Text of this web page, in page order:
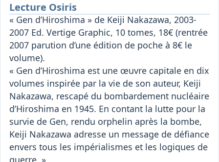
Lecture Osiris
« Gen d’Hiroshima » de Keiji Nakazawa, 2003-
2007 Ed. Vertige Graphic, 10 tomes, 18€ (rentrée
2007 parution d’une édition de poche à 8€ le
volume).
« Gen d’Hiroshima est une œuvre capitale en dix
volumes inspirée par la vie de son auteur, Keiji
Nakazawa, rescapé du bombardement nucléaire
d’Hiroshima en 1945. En contant la lutte pour la
survie de Gen, rendu orphelin après la bombe,
Keiji Nakazawa adresse un message de défiance
envers tous les impérialismes et les logiques de